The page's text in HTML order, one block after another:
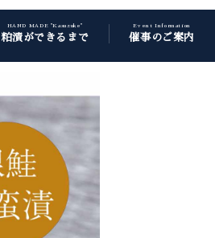
HAND MADE "Kasuzuke"
粕漬ができるまで
Event Information
催事のご案内